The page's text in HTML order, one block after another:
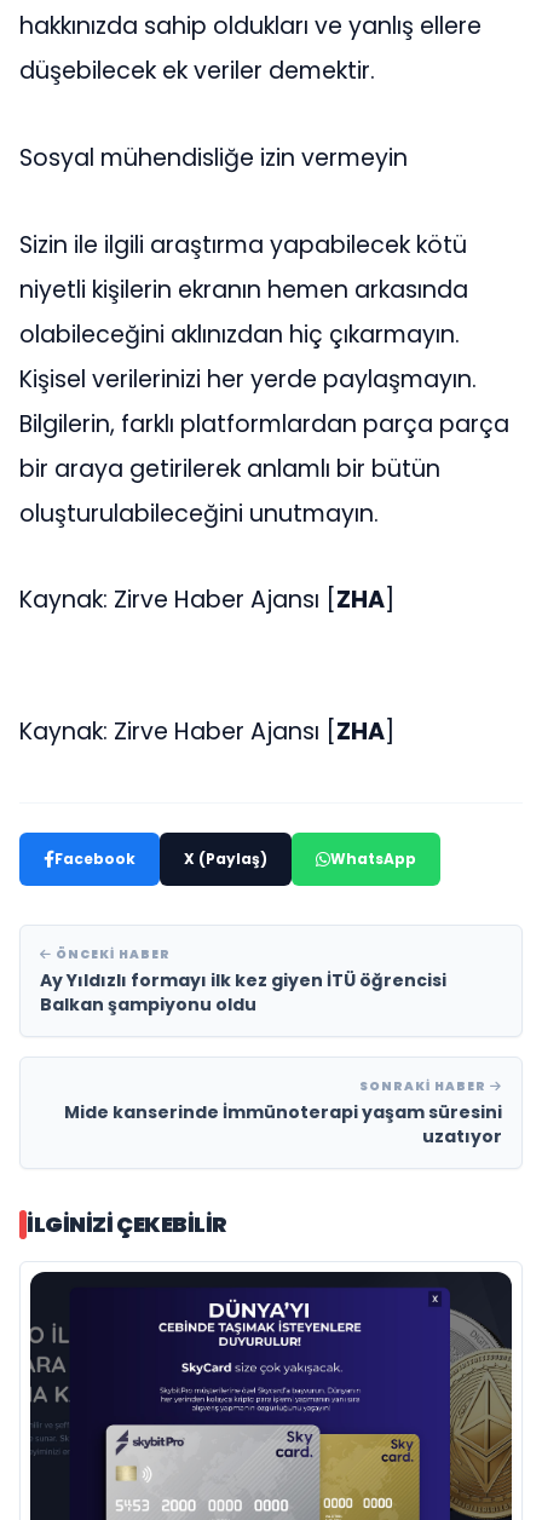
hakkınızda sahip oldukları ve yanlış ellere
düşebilecek ek veriler demektir.
Sosyal mühendisliğe izin vermeyin
Sizin ile ilgili araştırma yapabilecek kötü
niyetli kişilerin ekranın hemen arkasında
olabileceğini aklınızdan hiç çıkarmayın.
Kişisel verilerinizi her yerde paylaşmayın.
Bilgilerin, farklı platformlardan parça parça
bir araya getirilerek anlamlı bir bütün
oluşturulabileceğini unutmayın.
Kaynak: Zirve Haber Ajansı [ ZHA
Kaynak: Zirve Haber Ajansı [ZHA]
Facebook X (Paylaş) WhatsApp
ÖNCEKI HABER
Ay Yıldızlı formayı ilk kez giyen İTÜ öğrencisi
Balkan şampiyonu oldu
SONRAKI HABER
Mide kanserinde İmmünoterapi yaşam süresini
uzatıyor
İLGINIZI ÇEKEBILIR